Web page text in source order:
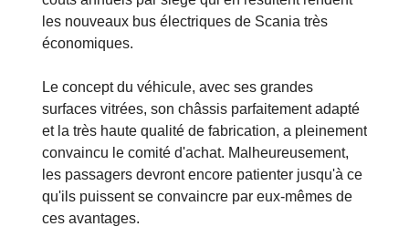
les nouveaux bus électriques de Scania très
économiques.
Le concept du véhicule, avec ses grandes
surfaces vitrées, son châssis parfaitement adapté
et la très haute qualité de fabrication, a pleinement
convaincu le comité d'achat. Malheureusement,
les passagers devront encore patienter jusqu'à ce
qu'ils puissent se convaincre par eux-mêmes de
ces avantages.